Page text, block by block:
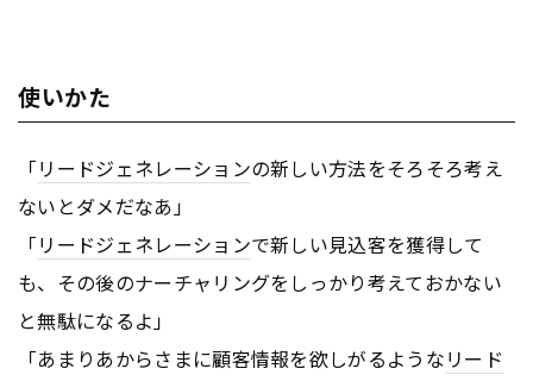
使いかた
「リードジェネレーションの新しい方法をそろそろ考え
ないとダメだなあ」
「リードジェネレーションで新しい見込客を獲得して
も、その後のナーチャリングをしっかり考えておかない
と無駄になるよ」
「あまりあからさまに顧客情報を欲しがるようなリード